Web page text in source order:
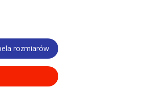
rozmiarów